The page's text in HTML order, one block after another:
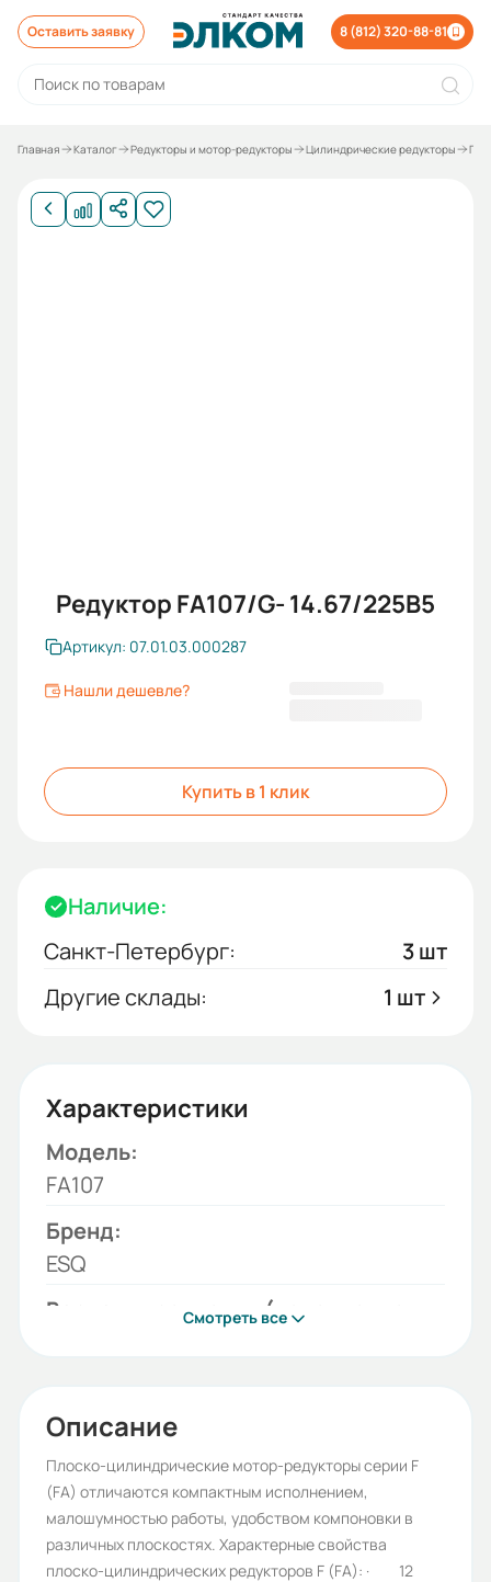
Оставить заявку 8 (812) 320-88-81
Главная Каталог Редукторы и мотор-редукторы Цилиндрические редукторы
Редуктор FA107/G- 14.67/225B5
Артикул: 07.01.03.000287
Нашли дешевле?
Купить в 1 клик
Наличие:
Санкт-Петербург:
3 шт
Другие склады:
1 шт
Характеристики
Модель:
FA107
Бренд:
ESQ
Вариант крепления (исполнение
Монтажное положение:
Значение передаточного
отношения:
14,67
Смотреть все
Описание
Плоско-цилиндрические мотор-редукторы серии F
(FA) отличаются компактным исполнением,
малошумностью работы, удобством компоновки в
различных плоскостях. Характерные свойства
плоско-цилиндрических редукторов F (FA): · 12